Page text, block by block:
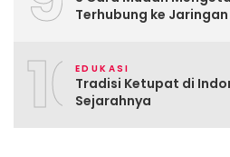
Terhubung ke Jaringan
10EDUKASI
Tradisi Ketupat di
Sejarahnya